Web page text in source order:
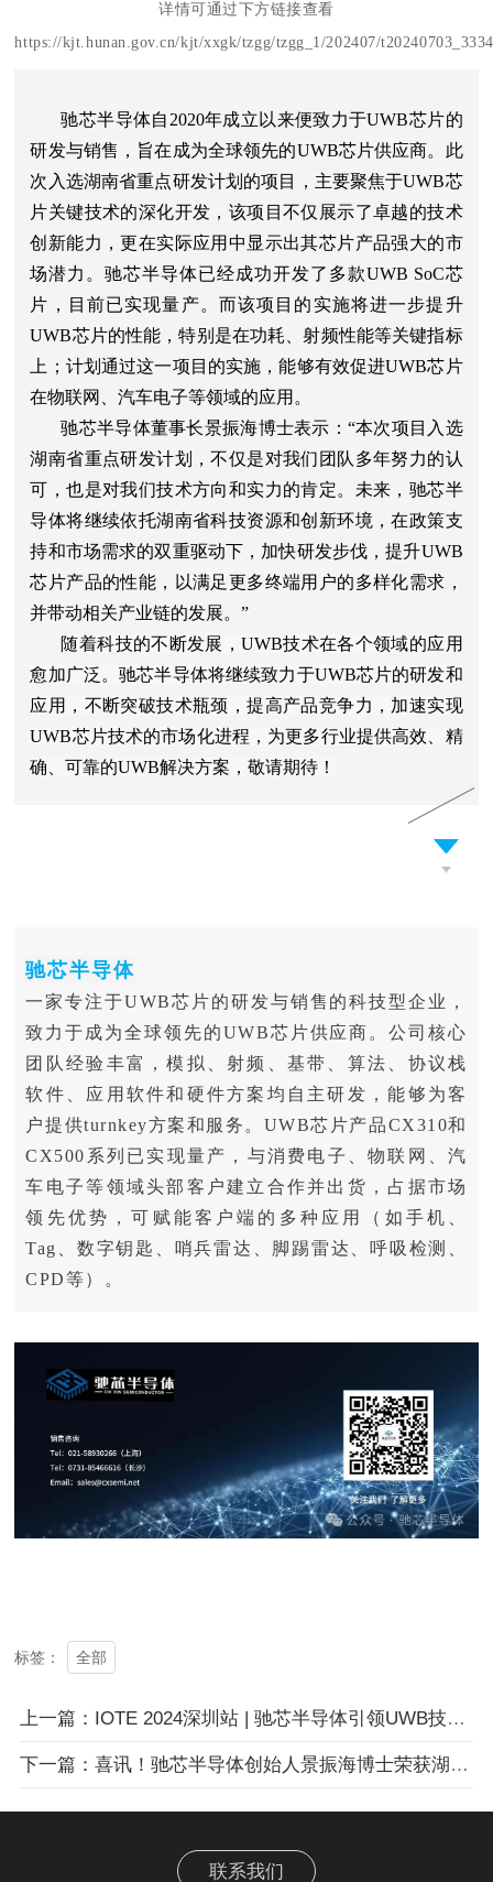
详情可通过下方链接查看
https://kjt.hunan.gov.cn/kjt/xxgk/tzgg/tzgg_1/202407/
驰芯半导体自2020年成立以来便致力于UWB芯片的
研发与销售，旨在成为全球领先的UWB芯片供应商。此
次入选湖南省重点研发计划的项目，主要聚焦于UWB芯
片关键技术的深化开发，该项目不仅展示了卓越的技术
创新能力，更在实际应用中显示出其芯片产品强大的市
场潜力。驰芯半导体已经成功开发了多款UWB SoC芯
片，目前已实现量产。 而该项目的实施将进一步提升
UWB芯片的性能，特别是在功耗、射频性能等关键指标
上；计划通过这一项目的实施，能够有效促进UWB芯片
在物联网、汽车电子等领域的应用。
驰芯半导体董事长景振海博士表示：“本次项目入选
湖南省重点研发计划，不仅是对我们团队多年努力的认
可，也是对我们技术方向和实力的肯定。未来， 驰芯半
导体将继续依托湖南省科技资源和创新环境，在政策支
持和市场需求的双重驱动下，加快研发步伐，提升UWB
芯片产品的性能，以满足更多终端用户的多样化需求，
并带动相关产业链的发展。”
随着科技的不断发展，UWB技术在各个领域的应用
愈加广泛。驰芯半导体将继续致力于UWB芯片的研发和
应用，不断突破技术瓶颈，提高产品竞争力，加速实现
UWB芯片技术的市场化进程，为更多行业提供高效、精
确、可靠的UWB解决方案，敬请期待！
驰芯半导体
一家专注于UWB芯片的研发与销售的科技型企业，
致力于成为全球领先的UWB芯片供应商。公司核心
团队经验丰富，模拟、射频、基带、算法、协议栈
软件、应用软件和硬件方案均自主研发，能够为客
户提供turnkey方案和服务。UWB芯片产品CX310和
CX500系列已实现量产，与消费电子、物联网、汽
车电子等领域头部客户建立合作并出货，占据市场
领先优势，可赋能客户端的多种应用（如手机、
Tag、数字钥匙、哨兵雷达、脚踢雷达、呼吸检测、
CPD等）。
标签： 全部
上一篇：IOTE 2024深圳站 | 驰芯半导体引领UWB技术新篇章
下一篇：喜讯！驰芯半导体创始人景振海博士荣获湖南“湘江英才”称号，展现科技实力与创新精神
联系我们